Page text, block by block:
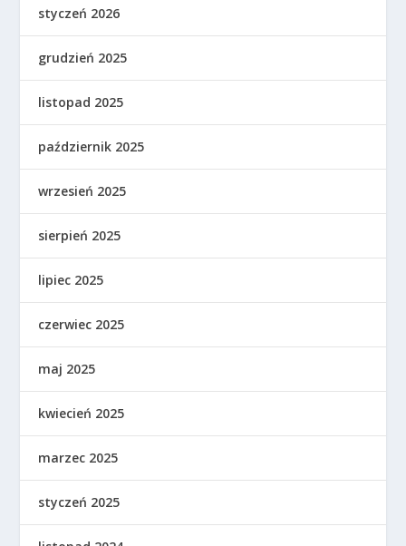
styczeń 2026
grudzień 2025
listopad 2025
październik 2025
wrzesień 2025
sierpień 2025
lipiec 2025
czerwiec 2025
maj 2025
kwiecień 2025
marzec 2025
styczeń 2025